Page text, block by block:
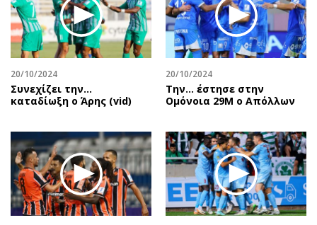
Εικαστικά
Βιβλίο
Χειρόγραφα
Προσφορές
Προσωπικότητες στην ''Κ''
Επιστολές
20/10/2024
Συνεχίζει την…
καταδίωξη ο Άρης (vid)
20/10/2024
Την… έστησε στην
Ομόνοια 29Μ ο Απόλλων